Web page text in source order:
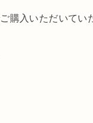
購入いただいてい